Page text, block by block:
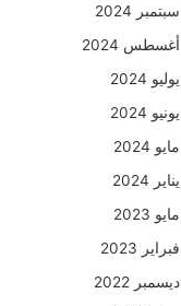
سبتمبر 2024
أغسطس 2024
يوليو 2024
يونيو 2024
مايو 2024
يناير 2024
مايو 2023
فبراير 2023
ديسمبر 2022